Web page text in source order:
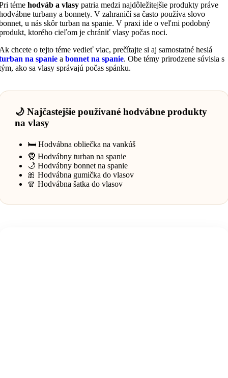
téme hodváb a vlasy patria medzi najdôležitejšie produkty práve
turbany a bonnety. V zahraničí sa často používa slovo
u nás skôr turban na spanie. V praxi ide o veľmi podobný
ktorého cieľom je chrániť vlasy počas noci.
chcete o tejto téme vedieť viac, prečítajte si aj samostatné heslá
na spanie a bonnet na spanie. Obe témy prirodzene súvisia s
ako sa vlasy správajú počas spánku.
🌙 Najčastejšie používané hodvábne produkty
na vlasy
🛏️ Hodvábna obliečka na vankúš
🧕 Hodvábny turban na spanie
🌙 Hodvábny bonnet na spanie
🎀 Hodvábna gumička do vlasov
🧣 Hodvábna šatka do vlasov